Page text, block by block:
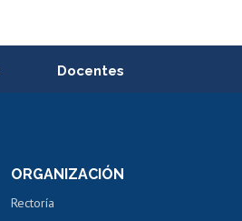
Docentes
Perfeccionamiento
ORGANIZACIÓN
Rectoría